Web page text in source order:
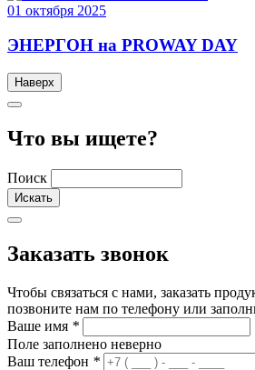
01 октября 2025
ЭНЕРГОН на PROWAY DAY
Наверх
Что вы ищете?
Поиск
Заказать звонок
Чтобы связаться с нами, заказать
позвоните нам по телефону или
Ваше имя *
Поле заполнено неверно
Ваш телефон *